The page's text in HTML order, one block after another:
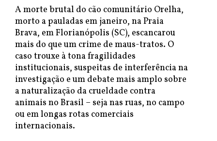
A morte brutal do cão comunitário Orelha,
morto a pauladas em janeiro, na Praia
Brava, em Florianópolis (SC), escancarou
mais do que um crime de maus-tratos. O
caso trouxe à tona fragilidades
institucionais, suspeitas de interferência na
investigação e um debate mais amplo sobre
a naturalização da crueldade contra
animais no Brasil – seja nas ruas, no campo
ou em longas rotas comerciais
internacionais.